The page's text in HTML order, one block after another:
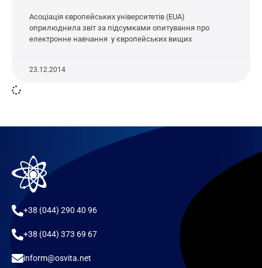
Асоціація європейських університетів (EUA)
оприлюднила звіт за підсумками опитування про
електронне навчання у європейських вищих
23.12.2014
+38 (044) 290 40 96
+38 (044) 373 69 67
inform@osvita.net